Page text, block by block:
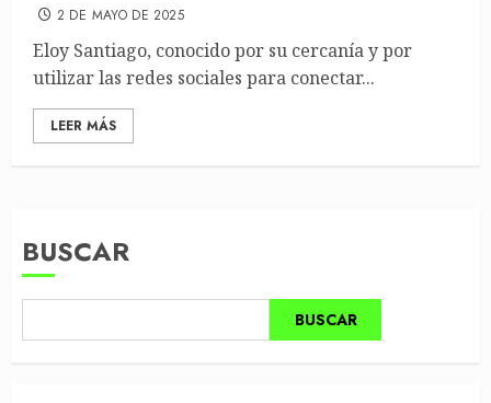
2 DE MAYO DE 2025
Eloy Santiago, conocido por su cercanía y por
utilizar las redes sociales para conectar...
LEER MÁS
BUSCAR
BUSCAR